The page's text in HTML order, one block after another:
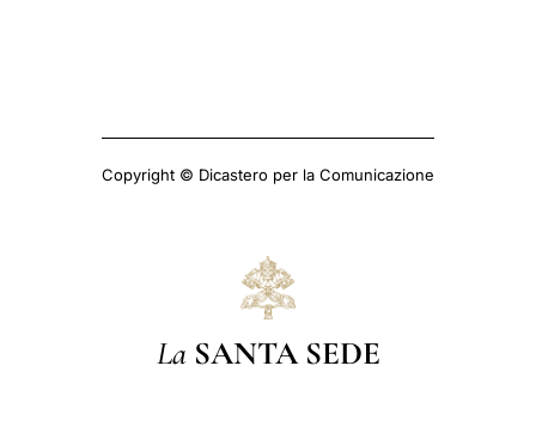
Copyright © Dicastero per la Comunicazione
La SANTA SEDE